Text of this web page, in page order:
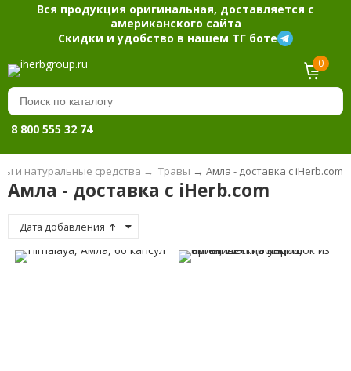
Вся продукция оригинальная, доставляется с
американского сайта
Скидки и удобство в нашем ТГ боте
0
8 800 555 32 74
и натуральные средства → Травы → Амла - доставка с iHerb.com
Амла - доставка с iHerb.com
Дата добавления